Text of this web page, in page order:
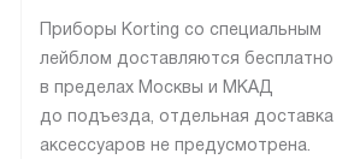
Приборы Korting со специальным
лейблом доставляются бесплатно
в пределах Москвы и МКАД
до подъезда, отдельная доставка
аксессуаров не предусмотрена.